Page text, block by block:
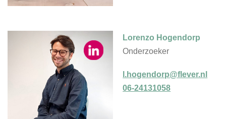
Lorenzo Hogendorp
Onderzoeker
l.hogendorp@flever.nl
06-24131058